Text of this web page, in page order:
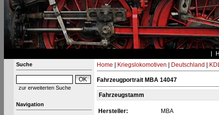
Suche
zur erweiterten Suche
Navigation
Home Kriegslokomotiven Deutschland
Fahrzeugportrait MBA 14047
Fahrzeugstamm
Hersteller:
MBA